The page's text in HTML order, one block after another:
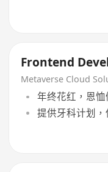
Frontend
Metaverse Cloud
年终花红，恩
提供牙科计划